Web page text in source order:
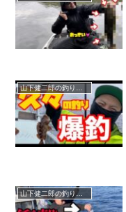
山下健二郎の釣りベース
山下健二郎の釣りベース